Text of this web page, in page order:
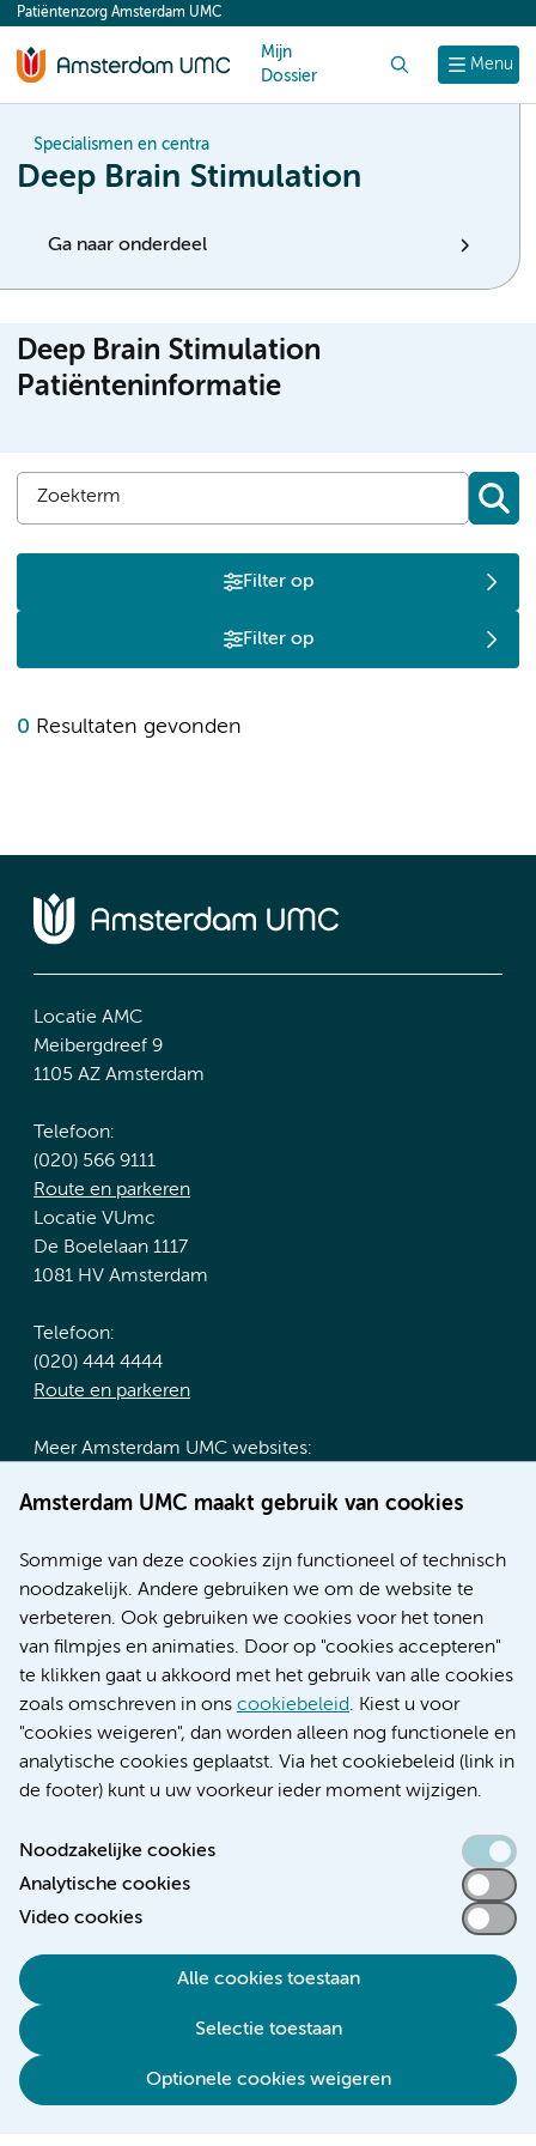
content
Amsterdam UMC maakt gebruik van cookies
Sommige van deze cookies zijn functioneel of technisch
noodzakelijk. Andere gebruiken we om de website te
verbeteren. Ook gebruiken we cookies voor het tonen
van filmpjes en animaties. Door op "cookies accepteren"
te klikken gaat u akkoord met het gebruik van alle cookies
zoals omschreven in ons cookiebeleid. Kiest u voor
"cookies weigeren", dan worden alleen nog functionele en
analytische cookies geplaatst. Via het cookiebeleid (link in
de footer) kunt u uw voorkeur ieder moment wijzigen.
Noodzakelijke cookies
Analytische cookies
Video cookies
Alle cookies toestaan
Selectie toestaan
Optionele cookies weigeren
Menu
Patiëntenzorg Amsterdam UMC
Mijn
Dossier
Specialismen en centra
Deep Brain Stimulation
Ga naar onderdeel
Deep Brain Stimulation
Patiënteninformatie
Filter op
Filter op
0 Resultaten gevonden
Locatie AMC
Meibergdreef 9
1105 AZ Amsterdam
Telefoon:
(020) 566 9111
Route en parkeren
Locatie VUmc
De Boelelaan 1117
1081 HV Amsterdam
Telefoon:
(020) 444 4444
Route en parkeren
Meer Amsterdam UMC websites:
Werken bij Amsterdam UMC
Nieuws
Research
Educatie locatie AMC
Educatie locatie VUmc
Verwijzen & diagnostiek
Toegankelijkheidsverklaring
Responsible disclosure